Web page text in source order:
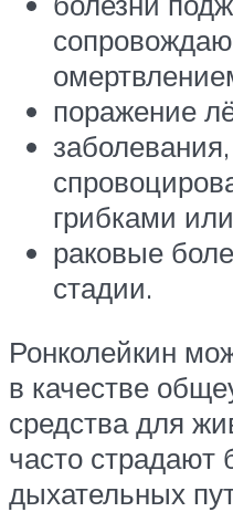
поражение
заболевания,
грибками
раковые
стадии.
Ронколейкин
в качестве
средства для
часто страдают
дыхательных